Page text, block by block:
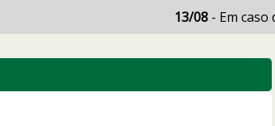
- Em caso de